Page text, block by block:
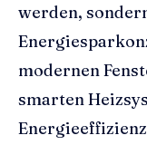
werden,
modernen
smarten